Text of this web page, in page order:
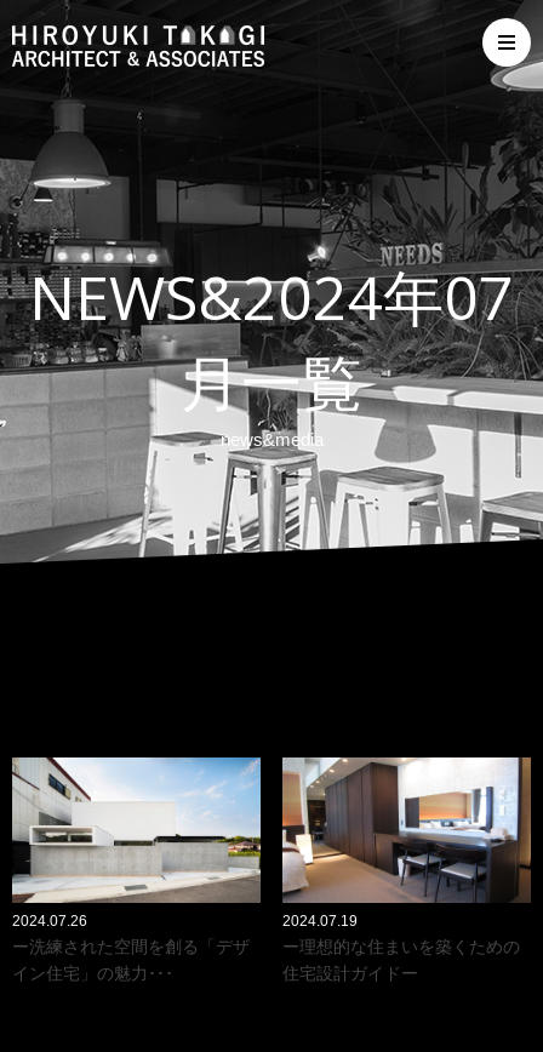
NEWS&2024年07
月一覧
news&media
2024.07.26
ー洗練された空間を創る「デザ
イン住宅」の魅力･･･
2024.07.19
ー理想的な住まいを築くための
住宅設計ガイドー